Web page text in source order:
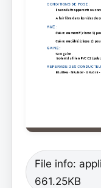
File info:
661.25KB